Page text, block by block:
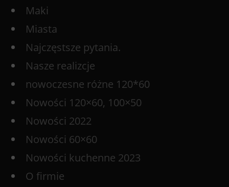
Maki
Miasta
Najczęstsze pytania.
Nasze realizcje
nowoczesne różne 120*60
Nowości 120×60, 100×50
Nowości 2022
Nowości 60×60
Nowości kuchenne 2023
O firmie